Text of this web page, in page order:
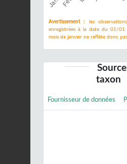
Avertissement :
les
enregistrées à la date du 01/
mois de janvier ne reflète donc
taxon
Fournisseur de données